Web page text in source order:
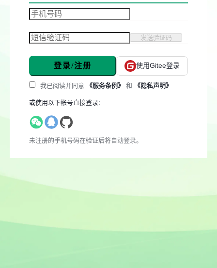
发送验证码
登录/注册 使用Gitee登录
我已阅读并同意 《服务条例》 和 《隐私声明》
或使用以下帐号直接登录:
未注册的手机号码在验证后将自动登录。